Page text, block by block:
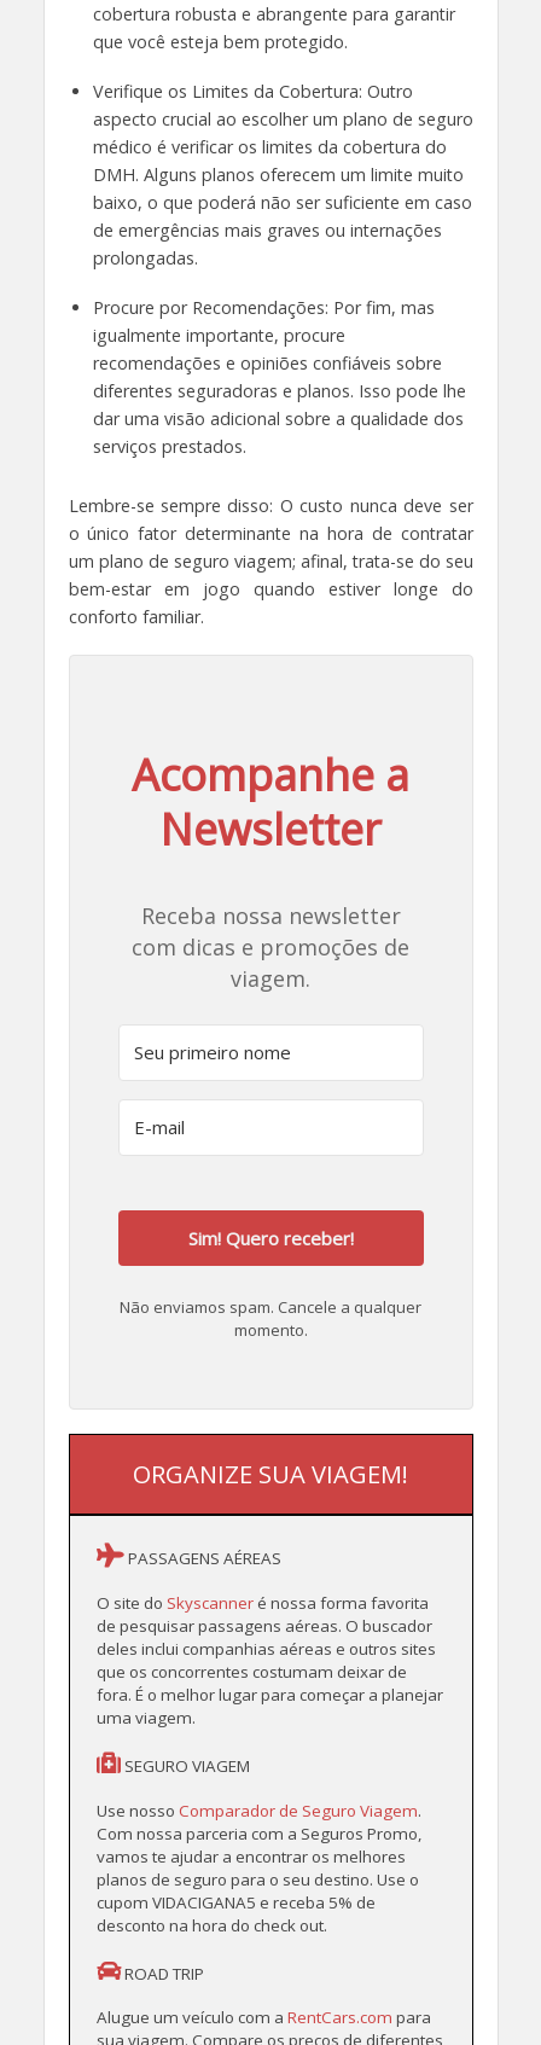
cobertura robusta e abrangente para garantir
que você esteja bem protegido.
Verifique os Limites da Cobertura: Outro
aspecto crucial ao escolher um plano de seguro
médico é verificar os limites da cobertura do
DMH. Alguns planos oferecem um limite muito
baixo, o que poderá não ser suficiente em caso
de emergências mais graves ou internações
prolongadas.
Procure por Recomendações: Por fim, mas
igualmente importante, procure
recomendações e opiniões confiáveis ​​sobre
diferentes seguradoras e planos. Isso pode lhe
dar uma visão adicional sobre a qualidade dos
serviços prestados.
Lembre-se sempre disso: O custo nunca deve ser
o único fator determinante na hora de contratar
um plano de seguro viagem; afinal, trata-se do seu
bem-estar em jogo quando estiver longe do
conforto familiar.
Acompanhe a
Newsletter
Receba nossa newsletter
com dicas e promoções de
viagem.
Sim! Quero receber!
Não enviamos spam. Cancele a qualquer
momento.
ORGANIZE SUA VIAGEM!
PASSAGENS AÉREAS
O site do Skyscanner é nossa forma favorita
de pesquisar passagens aéreas. O buscador
deles inclui companhias aéreas e outros sites
que os concorrentes costumam deixar de
fora. É o melhor lugar para começar a planejar
uma viagem.
SEGURO VIAGEM
Use nossoComparador de Seguro Viagem.
Com nossa parceria com a Seguros Promo,
vamos te ajudar a encontrar os melhores
planos de seguro para o seu destino. Use o
cupom VIDACIGANA5 e receba 5% de
desconto na hora do check out.
ROAD TRIP
Alugue um veículo com aRentCars.compara